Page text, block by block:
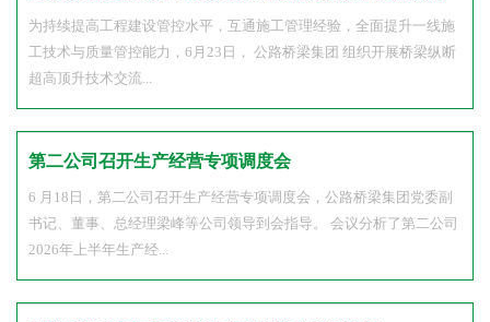
活动
为持续提高工程建设管控水平，互通施工管理经验，全面提升一线施
工技术与质量管控能力，6月23日， 公路桥梁集团 组织开展桥梁纵断
超高顶升技术交流...
第二公司召开生产经营专项调度会
6 月18日，第二公司召开生产经营专项调度会，公路桥梁集团党委副
书记、董事、总经理梁峰等公司领导到会指导。 会议分析了第二公司
2026年上半年生产经...